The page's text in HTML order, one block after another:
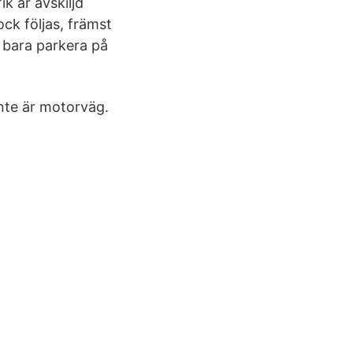
följas, främst
parkera på
är motorväg.